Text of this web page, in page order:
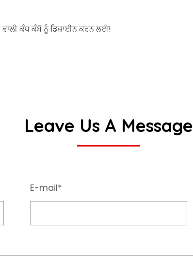
ਕੰਧ ਕੰਬੋ ਨੂੰ ਡਿਜ਼ਾਈਨ ਕਰਨ ਲਈ!
Leave Us A Message
E-mail*